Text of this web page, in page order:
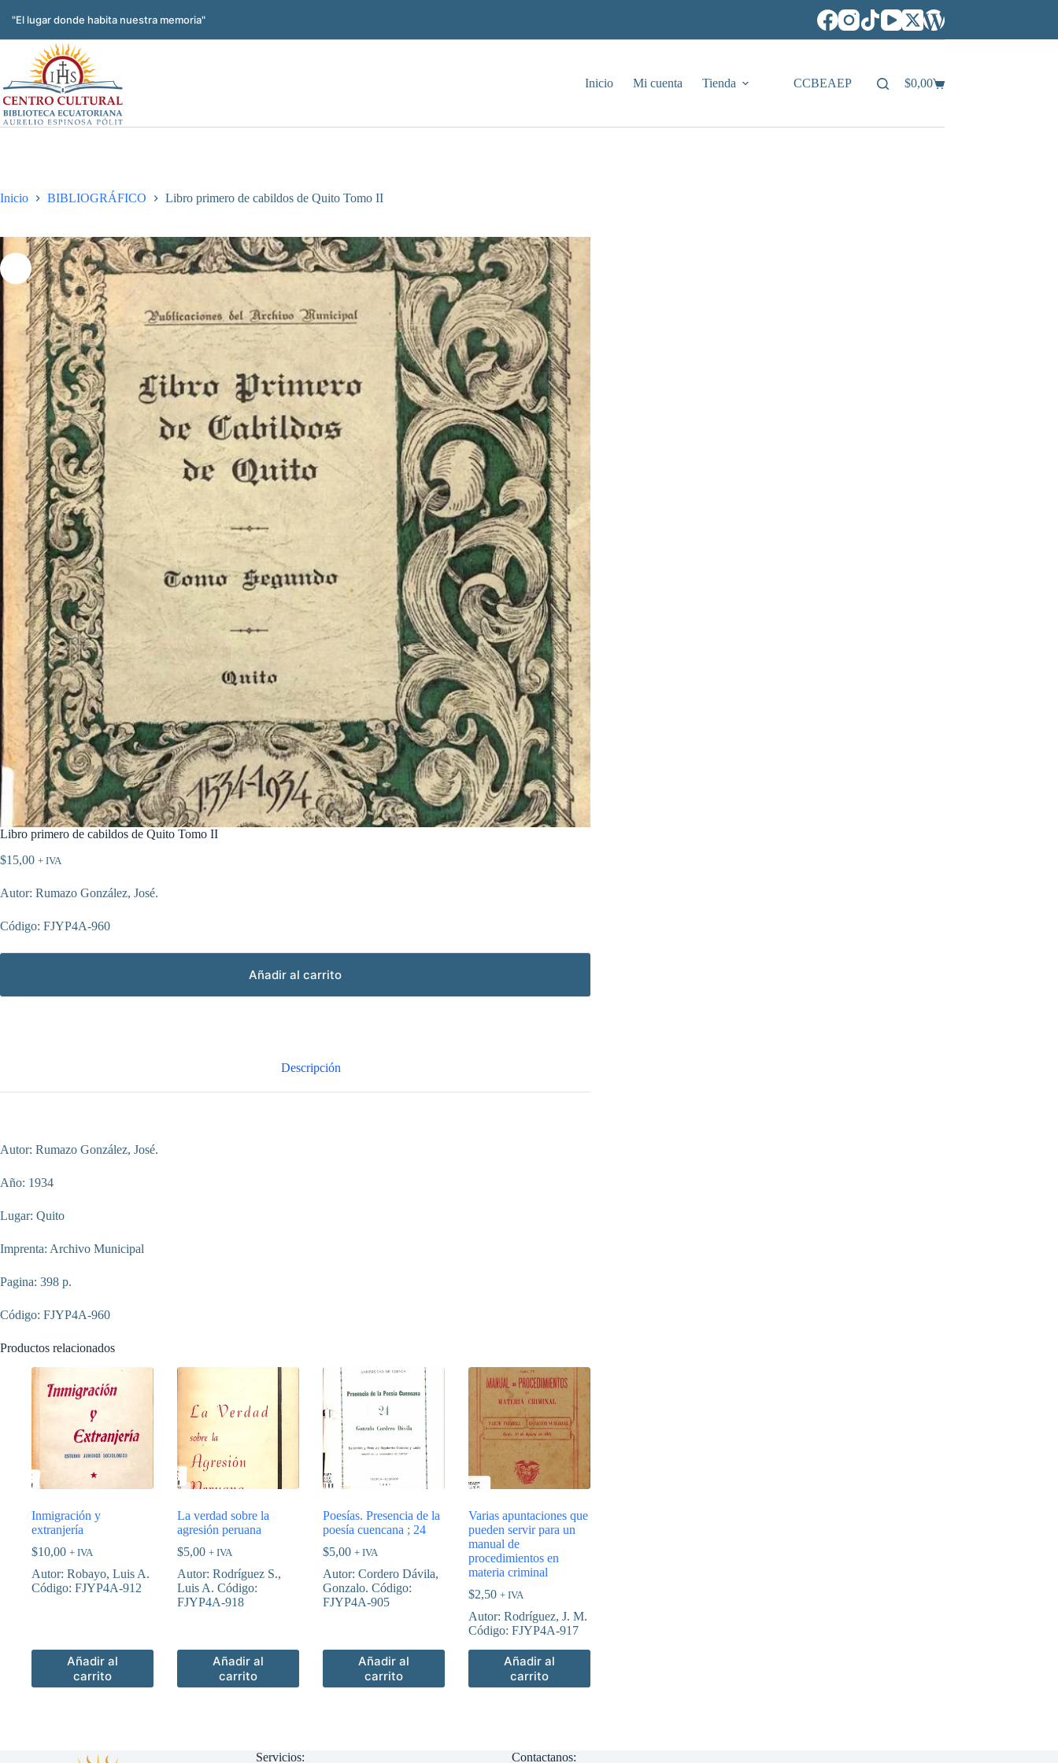
"El lugar donde habita nuestra memoria"
Inicio Mi cuenta Tienda CCBEAEP
Carro
$0,00
Inicio BIBLIOGRÁFICO Libro primero de cabildos de Quito Tomo II
Libro primero de cabildos de Quito Tomo II
$15,00 + IVA
Autor: Rumazo González, José.
Código: FJYP4A-960
Añadir al carrito
Descripción
Autor: Rumazo González, José.
Año: 1934
Lugar: Quito
Imprenta: Archivo Municipal
Pagina: 398 p.
Código: FJYP4A-960
Productos relacionados
Inmigración y
extranjería
$10,00 + IVA
Autor: Robayo, Luis A.
Código: FJYP4A-912
Añadir al
carrito
La verdad sobre la
agresión peruana
$5,00 + IVA
Autor: Rodríguez S.,
Luis A. Código:
FJYP4A-918
Añadir al
carrito
Poesías. Presencia de la
poesía cuencana ; 24
$5,00 + IVA
Autor: Cordero Dávila,
Gonzalo. Código:
FJYP4A-905
Añadir al
carrito
Varias apuntaciones que
pueden servir para un
manual de
procedimientos en
materia criminal
$2,50 + IVA
Autor: Rodríguez, J. M.
Código: FJYP4A-917
Añadir al
carrito
Servicios: Contactanos: